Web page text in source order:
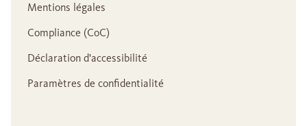
Mentions légales
Compliance (CoC)
Déclaration d'accessibilité
Paramètres de confidentialité